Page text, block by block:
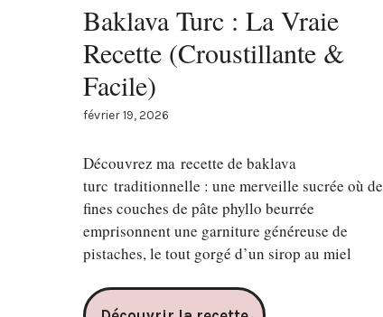
Baklava Turc : La Vraie
Recette (Croustillante &
Facile)
février 19, 2026
Découvrez ma recette de baklava
turc traditionnelle : une merveille sucrée où de
fines couches de pâte phyllo beurrée
emprisonnent une garniture généreuse de
pistaches, le tout gorgé d’un sirop au miel